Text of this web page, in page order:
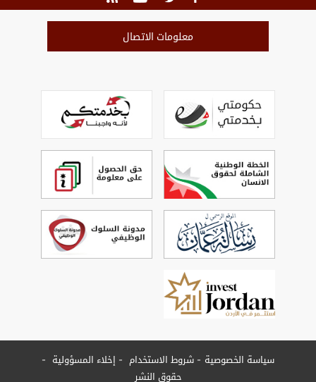
معلومات الاتصال
سياسة الخصوصية شروط الاستخدام
إخلاء المسؤولية
حقوق النشر